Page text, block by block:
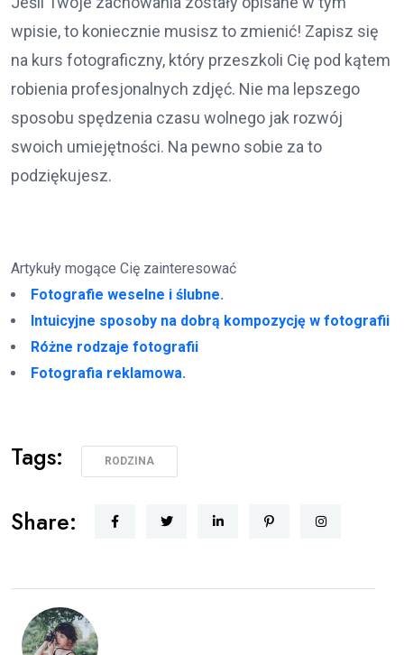
wpisie, to koniecznie musisz to zmienić! Zapisz się
na kurs fotograficzny, który przeszkoli Cię pod kątem
robienia profesjonalnych zdjęć. Nie ma lepszego
sposobu spędzenia czasu wolnego jak rozwój
swoich umiejętności. Na pewno sobie za to
podziękujesz.
Artykuły mogące Cię zainteresować
Fotografie weselne i ślubne.
Intuicyjne sposoby na dobrą kompozycję w fotografii
Różne rodzaje fotografii
Fotografia reklamowa.
Tags: RODZINA
Share: